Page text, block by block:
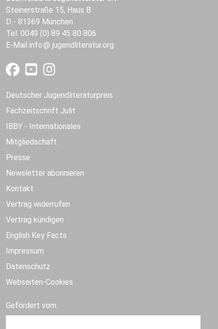
Steinerstraße 15, Haus B
D - 81369 München
Tel. 0049 (0) 89 45 80 806
E-Mail info jugendliteratur.org
Deutscher Jugendliteraturpreis
Fachzeitschrift Julit
IBBY - Internationales
Mitgliedschaft
Presse
Newsletter abonnieren
Kontakt
Vertrag widerrufen
Vertrag kündigen
English Key Facts
Impressum
Datenschutz
Webseiten-Cookies
Gefördert vom: